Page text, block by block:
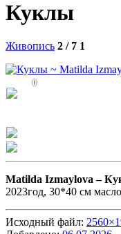
Куклы
Живопись 2 / 7 1
0
Matilda Izmaylova –
2023год, 30*40 см
Исходный файл: